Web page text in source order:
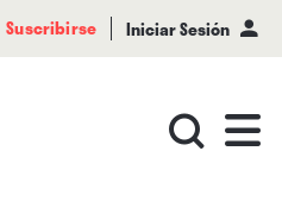
Suscribirse Iniciar Sesión